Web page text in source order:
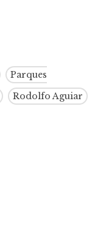
Parques
Rodolfo Aguiar